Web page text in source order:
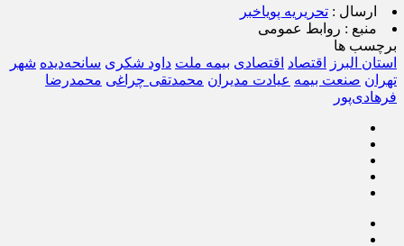
ارسال : تحریریه پویاخبر
منبع : روابط عمومی
برچسب ها
استان البرز
اقتصاد اقتصادی بیمه ملت داود شکری سانحه‌دیده شهر
تهران صنعت بیمه عیادت مدیران محمدتقی چراغی محمدرضا
فرهادی‌پور